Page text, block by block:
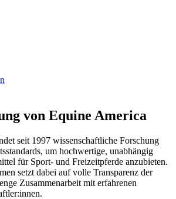
von Equine America
seit 1997 wissenschaftliche Forschung
um hochwertige, unabhängig
für Sport- und Freizeitpferde anzubieten.
setzt dabei auf volle Transparenz der
Zusammenarbeit mit erfahrenen